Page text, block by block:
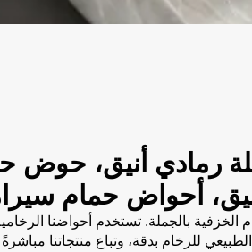
رمادي أنيق، حوض
أحواض حمام
بالجملة. تستخدم أحواضنا الرخامية
للرخام بدقة، وتباع منتجاتنا